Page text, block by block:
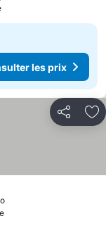
les prix
Partager